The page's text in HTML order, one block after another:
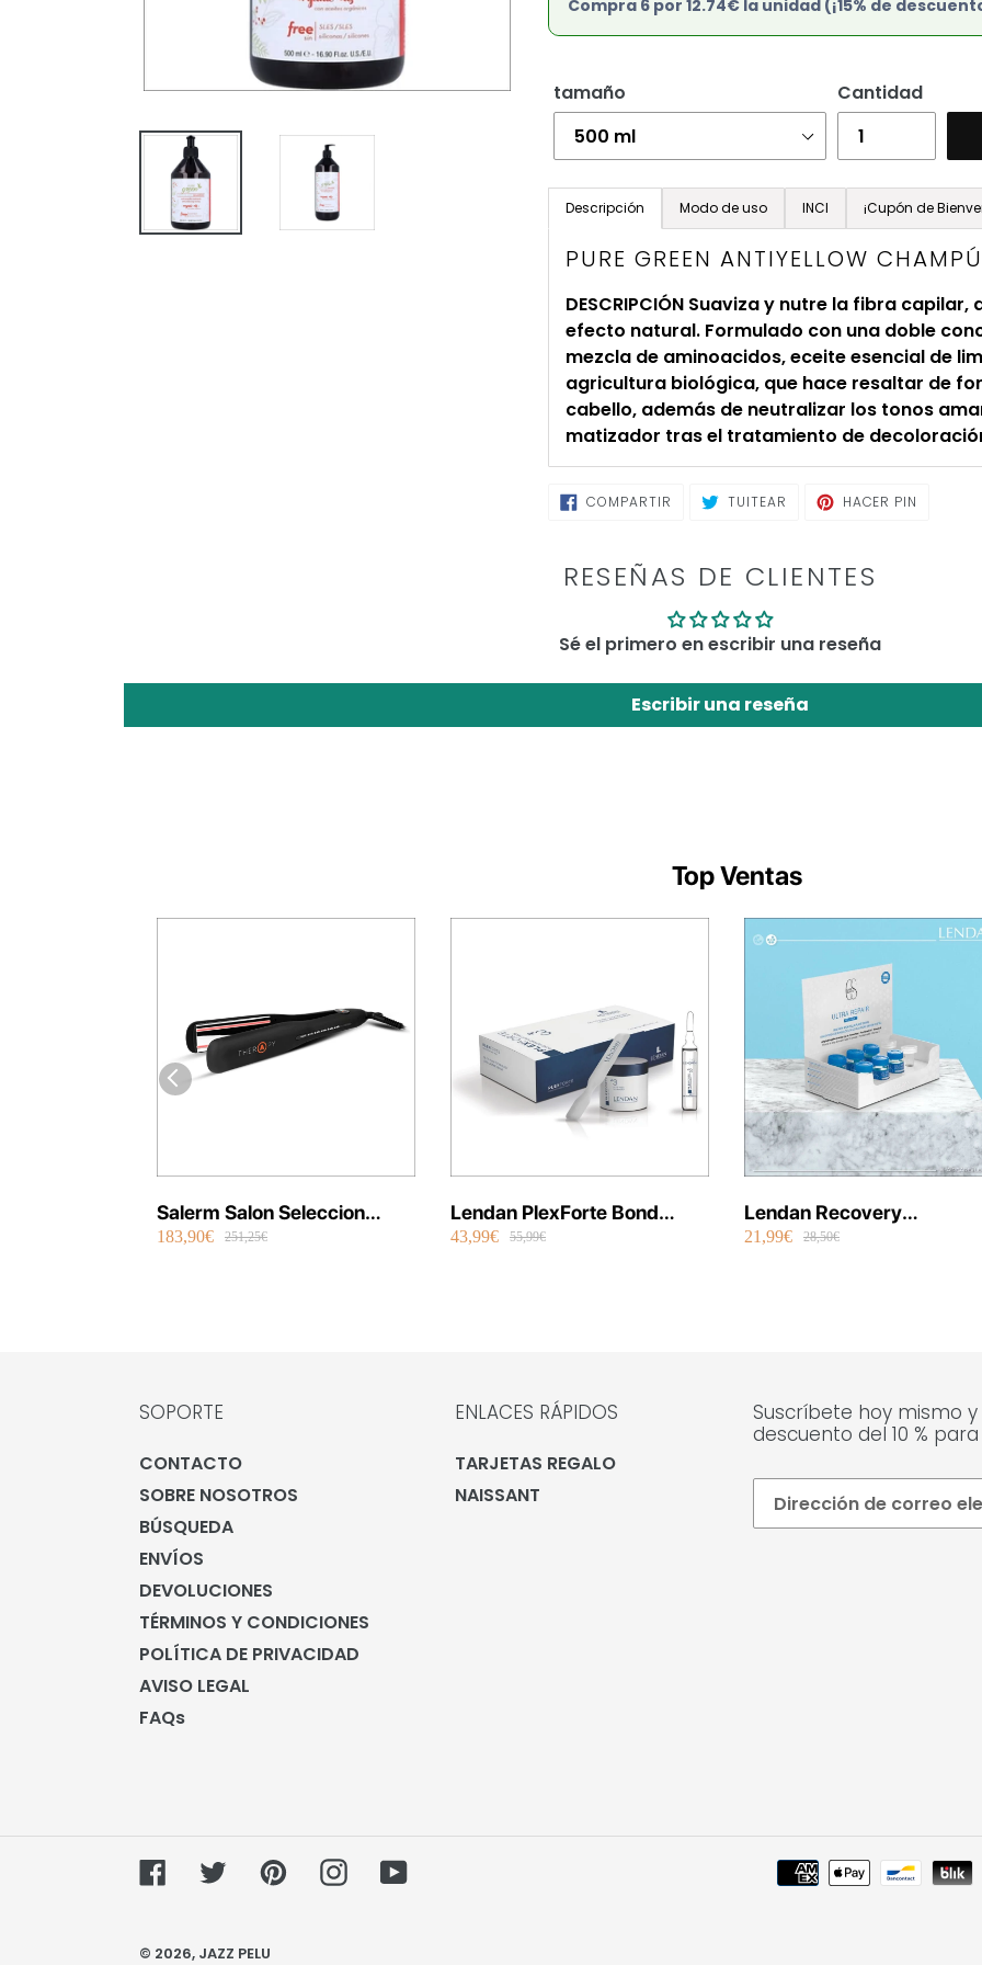
Compra 6 por 12.74€ la unidad (¡15% de
tamaño Cantidad
Agregando
carrito
de
compra
Descripción Modo de uso INCI ¡Cupón de
PURE GREEN ANTIYELLOW
DESCRIPCIÓN Suaviza y nutre la fibra
efecto natural. Formulado con una doble
mezcla de aminoacidos, eceite esencial de
agricultura biológica, que hace resaltar de
cabello, además de neutralizar los tonos
matizador tras el tratamiento de
COMPARTIR COMPARTIRTUITEAR TUITEARHACER PIN
RESEÑAS DE CLIENTES
Sé el primero en escribir una reseña
Escribir una reseña
Top Ventas
Salerm Salon Seleccion
Plancha Infrarrojos Therapy
183,90€ 251,25€
Lendan PlexForte Bond
Repair Shot Mask 6 x 13 ml
43,99€ 55,99€
Lendan Recovery
Concentrado Ultra
21,99€ 28,50€
SOPORTE
CONTACTO
SOBRE NOSOTROS
BÚSQUEDA
ENVÍOS
DEVOLUCIONES
TÉRMINOS Y CONDICIONES
POLÍTICA DE PRIVACIDAD
AVISO LEGAL
FAQs
ENLACES RÁPIDOS
TARJETAS REGALO
NAISSANT
Suscríbete hoy mismo
descuento del 10 %
FacebookTwitterPinterestInstagramYouTube
© 2026, JAZZ PELU